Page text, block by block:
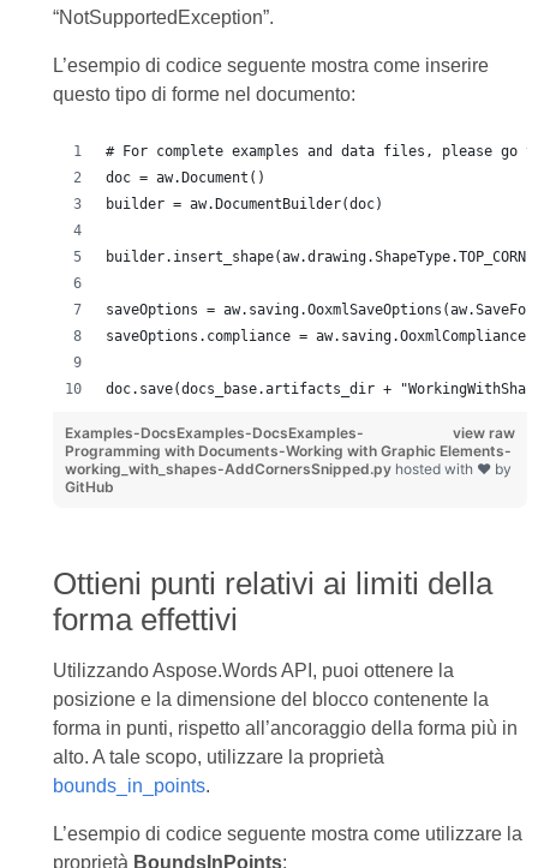
“NotSupportedException”.
L’esempio di codice seguente mostra come inserire
questo tipo di forme nel documento:
# For complete examples and data files, please go
doc = aw.Document()
builder = aw.DocumentBuilder(doc)
saveOptions =
saveOptions.compliance =
doc.save(docs_base.artifacts_dir +
view raw
Examples-DocsExamples-DocsExamples-
Programming with Documents-Working with Graphic Elements-
working_with_shapes-AddCornersSnipped.py hosted with ❤ by
GitHub
Ottieni punti relativi ai limiti della
forma effettivi
Utilizzando Aspose.Words API, puoi ottenere la
posizione e la dimensione del blocco contenente la
forma in punti, rispetto all’ancoraggio della forma più in
alto. A tale scopo, utilizzare la proprietà
bounds_in_points.
L’esempio di codice seguente mostra come utilizzare la
proprietà BoundsInPoints: